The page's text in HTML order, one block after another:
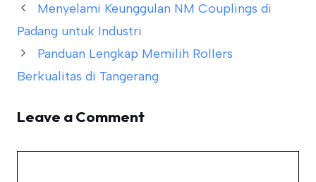
Menyelami Keunggulan NM Couplings di
Padang untuk Industri
Panduan Lengkap Memilih Rollers
Berkualitas di Tangerang
Leave a Comment